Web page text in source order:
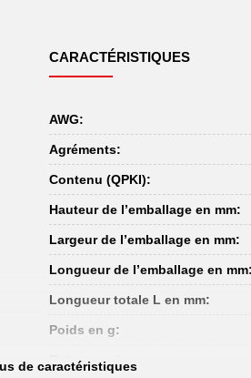
CARACTÉRISTIQUES
AWG:
Agréments:
Contenu (QPKI):
Hauteur de l’emballage en mm:
Largeur de l’emballage en mm:
Longueur de l’emballage en mm:
Longueur totale L en mm:
Poids en g:
Retour exclu:
de caractéristiques